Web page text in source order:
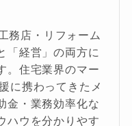
務店・リフォーム
「経営」の両方に
。住宅業界のマー
に携わってきたメ
金・業務効率化な
ハウを分かりやす